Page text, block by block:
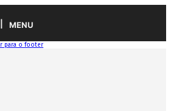
MENU
Ir para o footer